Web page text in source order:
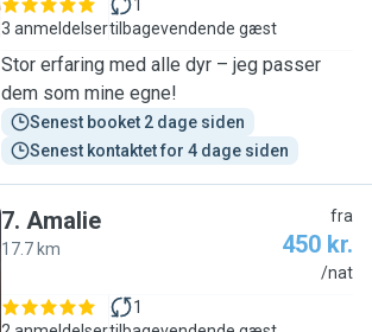
3 anmeldelser
1
tilbagevendende gæst
Stor erfaring med alle dyr – jeg passer
dem som mine egne!
Senest booket 2 dage siden
Senest kontaktet for 4 dage siden
7. Amalie
17.7 km
fra
450 kr.
/nat
1